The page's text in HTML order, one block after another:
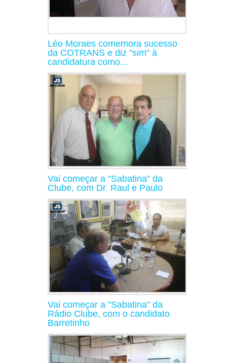
Léo Moraes comemora sucesso
da COTRANS e diz "sim" à
candidatura como...
Vai começar a "Sabatina" da
Clube, com Dr. Raul e Paulo
Vai começar a "Sabatina" da
Rádio Clube, com o candidato
Barretinho